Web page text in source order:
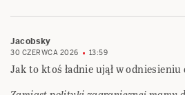
Jacobsky
30 CZERWCA 2026 13:59
Jak to ktoś ładnie ujął w